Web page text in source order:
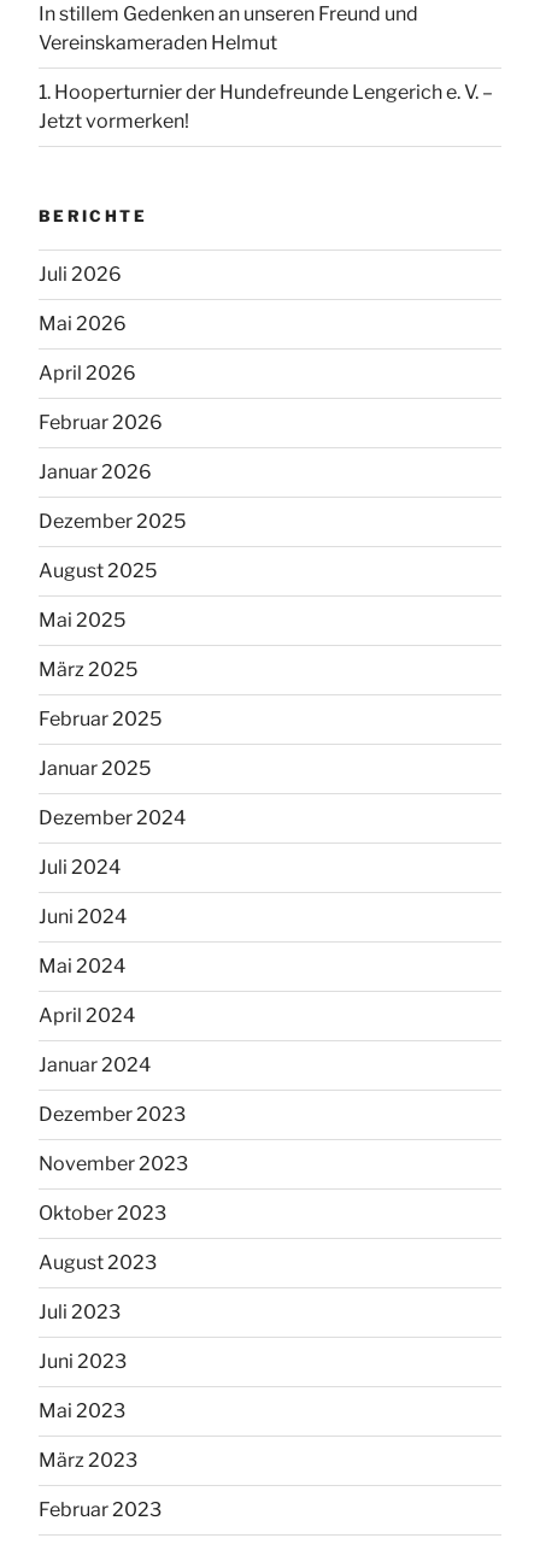
In stillem Gedenken an unseren Freund und
Vereinskameraden Helmut
1. Hooperturnier der Hundefreunde Lengerich e. V. –
Jetzt vormerken!
BERICHTE
Juli 2026
Mai 2026
April 2026
Februar 2026
Januar 2026
Dezember 2025
August 2025
Mai 2025
März 2025
Februar 2025
Januar 2025
Dezember 2024
Juli 2024
Juni 2024
Mai 2024
April 2024
Januar 2024
Dezember 2023
November 2023
Oktober 2023
August 2023
Juli 2023
Juni 2023
Mai 2023
März 2023
Februar 2023